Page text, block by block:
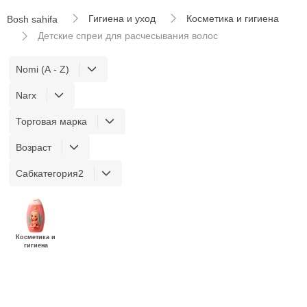
Bosh sahifa Гигиена и уход
Косметика и гигиена
Детские спреи для расчесывания волос
Nomi (A - Z)
Narx
Торговая марка
Возраст
Сабкатегория2
Косметика и
гигиена